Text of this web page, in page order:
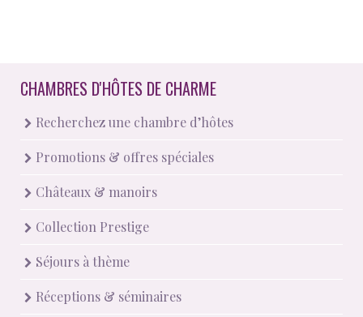
CHAMBRES D'HÔTES DE CHARME
Recherchez une chambre d’hôtes
Promotions & offres spéciales
Châteaux & manoirs
Collection Prestige
Séjours à thème
Réceptions & séminaires